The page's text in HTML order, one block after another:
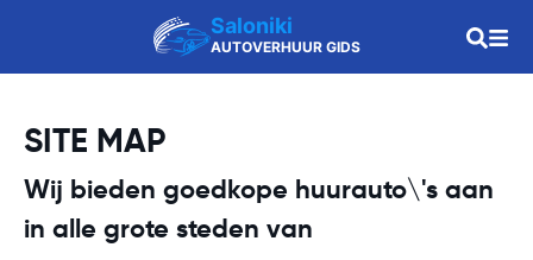
Saloniki
AUTOVERHUUR GIDS
SITE MAP
Wij bieden goedkope huurauto\'s aan
in alle grote steden van